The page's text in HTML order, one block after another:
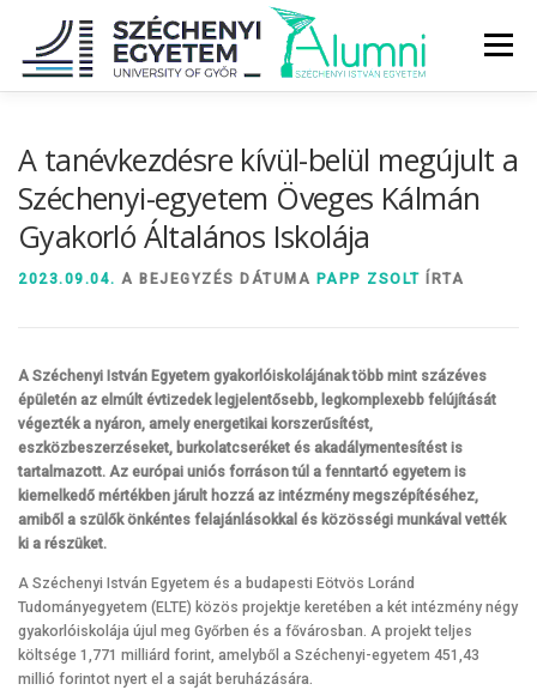
tartalomhoz
Menü
DIPLOMAÁTADÓ DIPLOMÁN TÚL
A tanévkezdésre kívül-belül megújult a
Széchenyi-egyetem Öveges Kálmán
Gyakorló Általános Iskolája
2023.09.04. A BEJEGYZÉS DÁTUMA PAPP ZSOLT ÍRTA
A Széchenyi István Egyetem gyakorlóiskolájának több mint százéves
épületén az elmúlt évtizedek legjelentősebb, legkomplexebb felújítását
végezték a nyáron, amely energetikai korszerűsítést,
eszközbeszerzéseket, burkolatcseréket és akadálymentesítést is
tartalmazott. Az európai uniós forráson túl a fenntartó egyetem is
kiemelkedő mértékben járult hozzá az intézmény megszépítéséhez,
amiből a szülők önkéntes felajánlásokkal és közösségi munkával vették
ki a részüket.
A Széchenyi István Egyetem és a budapesti Eötvös Loránd
Tudományegyetem (ELTE) közös projektje keretében a két intézmény négy
gyakorlóiskolája újul meg Győrben és a fővárosban. A projekt teljes
költsége 1,771 milliárd forint, amelyből a Széchenyi-egyetem 451,43
millió forintot nyert el a saját beruházására.